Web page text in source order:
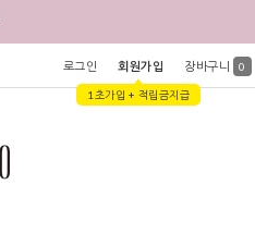
로그인 회원가입
1초가입 + 적립금지급
장바구니 0